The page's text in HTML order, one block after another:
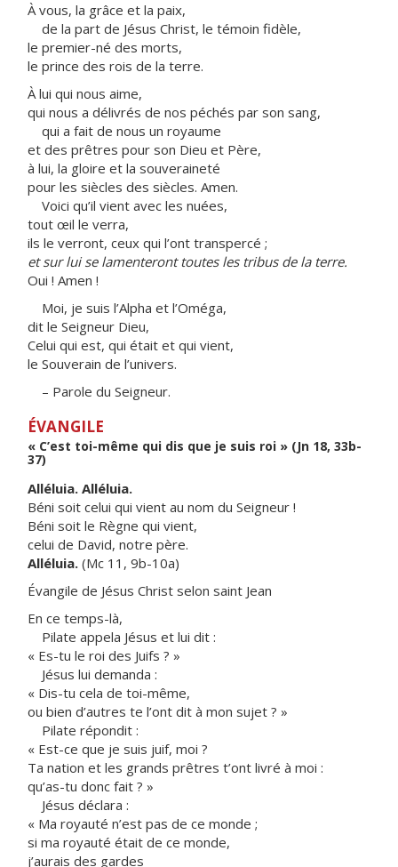
À vous, la grâce et la paix,
de la part de Jésus Christ, le témoin fidèle,
le premier-né des morts,
le prince des rois de la terre.
À lui qui nous aime,
qui nous a délivrés de nos péchés par son sang,
qui a fait de nous un royaume
et des prêtres pour son Dieu et Père,
à lui, la gloire et la souveraineté
pour les siècles des siècles. Amen.
Voici qu’il vient avec les nuées,
tout œil le verra,
ils le verront, ceux qui l’ont transpercé ;
et sur lui se lamenteront toutes les tribus de la terre.
Oui ! Amen !
Moi, je suis l’Alpha et l’Oméga,
dit le Seigneur Dieu,
Celui qui est, qui était et qui vient,
le Souverain de l’univers.
– Parole du Seigneur.
ÉVANGILE
« C’est toi-même qui dis que je suis roi » (Jn 18, 33b-
37)
Alléluia. Alléluia.
Béni soit celui qui vient au nom du Seigneur !
Béni soit le Règne qui vient,
celui de David, notre père.
Alléluia. (Mc 11, 9b-10a)
Évangile de Jésus Christ selon saint Jean
En ce temps-là,
Pilate appela Jésus et lui dit :
« Es-tu le roi des Juifs ? »
Jésus lui demanda :
« Dis-tu cela de toi-même,
ou bien d’autres te l’ont dit à mon sujet ? »
Pilate répondit :
« Est-ce que je suis juif, moi ?
Ta nation et les grands prêtres t’ont livré à moi :
qu’as-tu donc fait ? »
Jésus déclara :
« Ma royauté n’est pas de ce monde ;
si ma royauté était de ce monde,
j’aurais des gardes